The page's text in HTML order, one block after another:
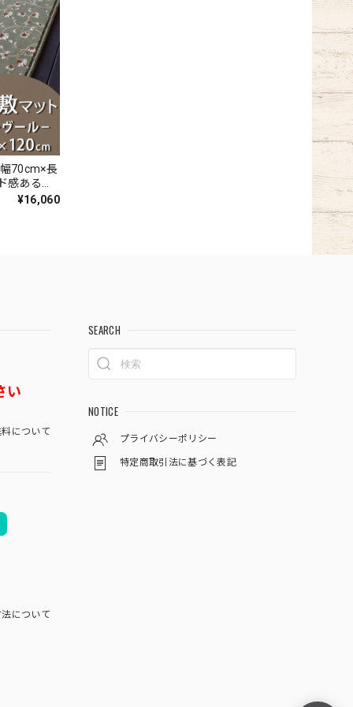
70cm×長
感あるデ
ィルトン
¥16,060
い
について
について
SEARCH
NOTICE
プライバシーポリシー
特定商取引法に基づく表記